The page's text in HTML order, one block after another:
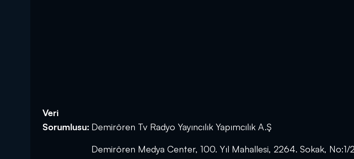
Veri
Sorumlusu: Demirören Tv Radyo Yayıncılık Yapımcılık A.Ş
Demirören Medya Center, 100. Yıl Mahallesi, 2264. Sokak, No:1/